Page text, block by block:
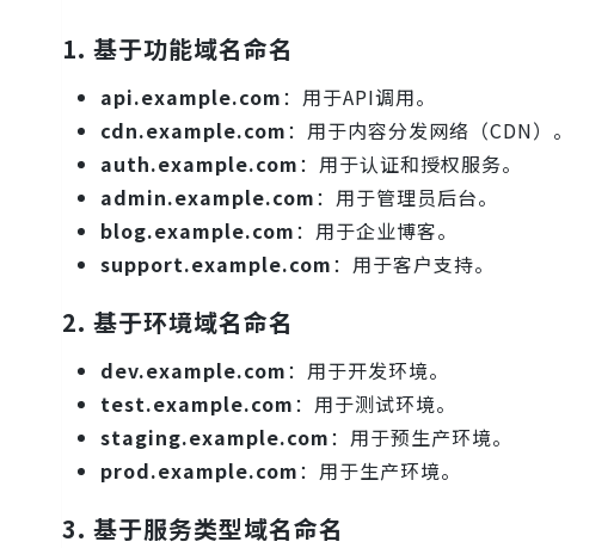
1. 基于功能域名命名
api.example.com：用于API调用。
cdn.example.com：用于内容分发网络（CDN）。
auth.example.com：用于认证和授权服务。
admin.example.com：用于管理员后台。
blog.example.com：用于企业博客。
support.example.com：用于客户支持。
2. 基于环境域名命名
dev.example.com：用于开发环境。
test.example.com：用于测试环境。
staging.example.com：用于预生产环境。
prod.example.com：用于生产环境。
3. 基于服务类型域名命名